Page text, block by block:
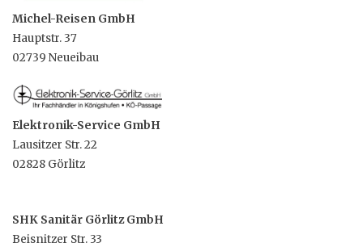
Michel-Reisen GmbH
Hauptstr. 37
02739 Neueibau
Elektronik-Service GmbH
Lausitzer Str. 22
02828 Görlitz
SHK Sanitär Görlitz GmbH
Beisnitzer Str. 33